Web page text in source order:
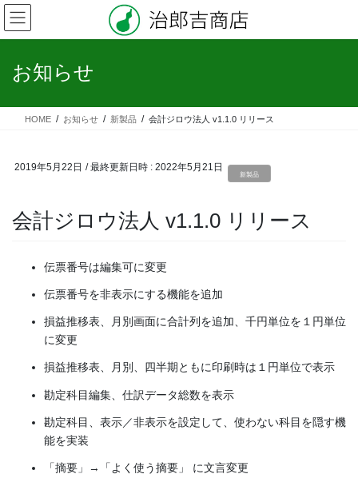
コ
ン
テ
ス
ナ
ビ
ゲ
ン
お知らせ
HOME お知らせ 新製品 会計ジロウ法人 v1.1.0 リリース
2019年5月22日 / 最終更新日時 : 2022年5月21日
新製品
会計ジロウ法人 v1.1.0 リリース
伝票番号は編集可に変更
伝票番号を非表示にする機能を追加
損益推移表、月別画面に合計列を追加、千円単位を１円単位
に変更
損益推移表、月別、四半期ともに印刷時は１円単位で表示
勘定科目編集、仕訳データ総数を表示
勘定科目、表示／非表示を設定して、使わない科目を隠す機
能を実装
「摘要」→「よく使う摘要」 に文言変更